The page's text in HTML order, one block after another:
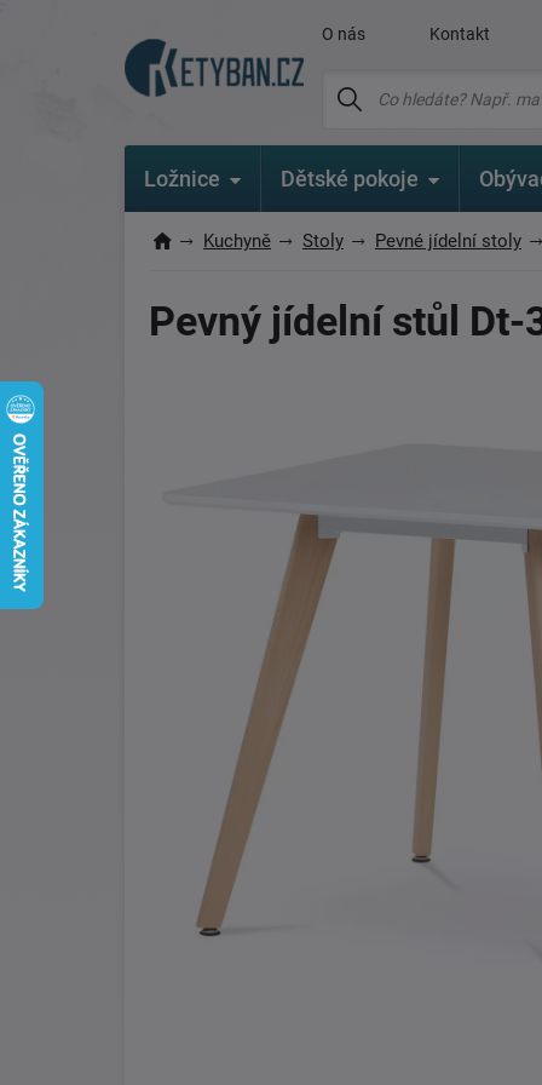
O nás Kontakt
Ložnice Dětské pokoje
Kuchyně Stoly Pevné jídelní stoly
Pevný jídelní stůl Dt-